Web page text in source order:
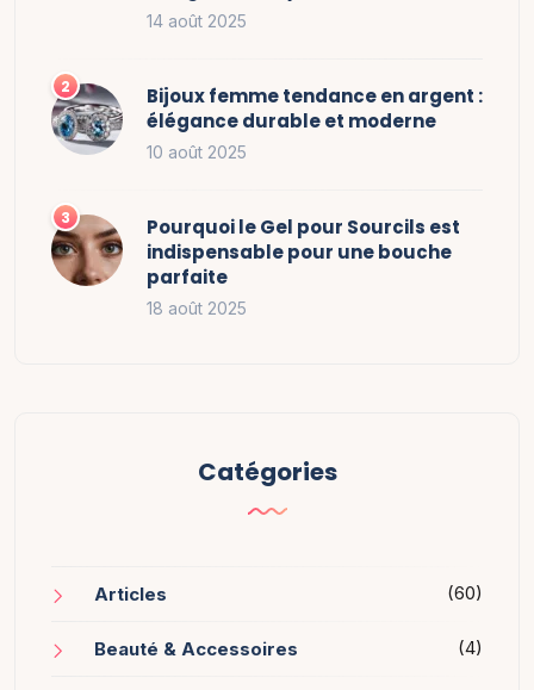
14 août 2025
Bijoux femme tendance en argent :
élégance durable et moderne
10 août 2025
Pourquoi le Gel pour Sourcils est
indispensable pour une bouche
parfaite
18 août 2025
Catégories
Articles (60)
Beauté & Accessoires (4)